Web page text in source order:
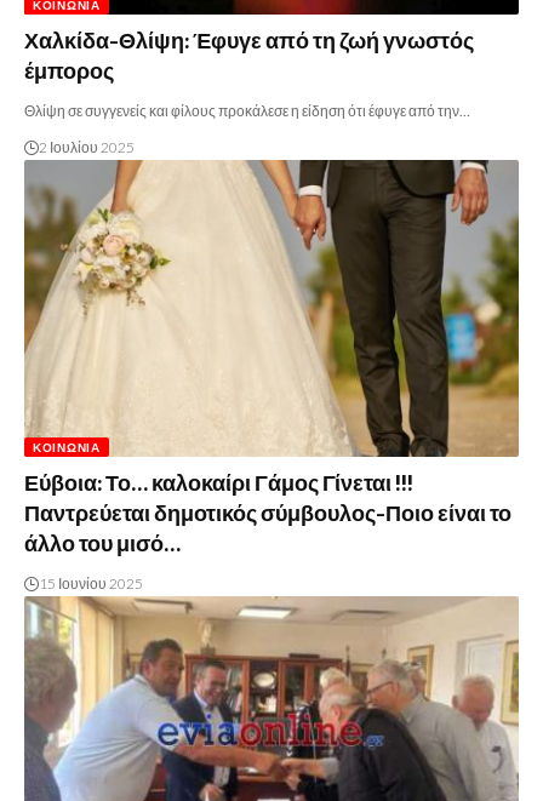
ΚΟΙΝΩΝΊΑ
Χαλκίδα-Θλίψη: Έφυγε από τη ζωή γνωστός
έμπορος
Θλίψη σε συγγενείς και φίλους προκάλεσε η είδηση ότι έφυγε από την…
2 Ιουλίου 2025
ΚΟΙΝΩΝΊΑ
Εύβοια: Το… καλοκαίρι Γάμος Γίνεται !!!
Παντρεύεται δημοτικός σύμβουλος-Ποιο είναι το
άλλο του μισό…
15 Ιουνίου 2025